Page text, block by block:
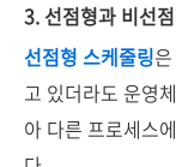
3. 선점형과 비선
선점형 스케줄링
고 있더라도 운영
아 다른 프로세스